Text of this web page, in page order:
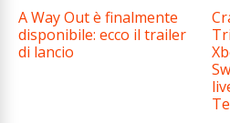
A Way Out è finalmente
disponibile: ecco il trailer
di lancio